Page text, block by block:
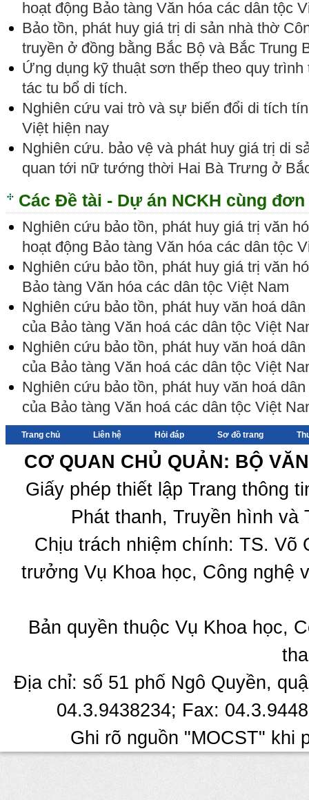
hoạt động Bảo tàng Văn hóa các dân tộc
Bảo tồn, phát huy giá trị di sản nhà thờ
truyền ở đồng bằng Bắc Bộ và Bắc Trung
Ứng dụng kỹ thuật sơn thếp theo quy
tác tu bổ di tích.
Nghiên cứu vai trò và sự biến đổi di tích
Việt hiện nay
Nghiên cứu. bảo vệ và phát huy giá trị di
quan tới nữ tướng thời Hai Bà Trưng ở
Các Đề tài - Dự án NCKH cùng
Nghiên cứu bảo tồn, phát huy giá trị văn
hoạt động Bảo tàng Văn hóa các dân tộc
Nghiên cứu bảo tồn, phát huy giá trị văn
Bảo tàng Văn hóa các dân tộc Việt Nam
Nghiên cứu bảo tồn, phát huy văn hoá
của Bảo tàng Văn hoá các dân tộc Việt
Nghiên cứu bảo tồn, phát huy văn hoá
của Bảo tàng Văn hoá các dân tộc Việt
Nghiên cứu bảo tồn, phát huy văn hoá
của Bảo tàng Văn hoá các dân tộc Việt
Trang chủ Liên hệ Hỏi đáp Sơ đồ trang
CƠ QUAN CHỦ QUẢN: BỘ
Giấy phép thiết lập Trang thông
Phát thanh, Truyền hình
Chịu trách nhiệm chính: TS.
trưởng Vụ Khoa học, Công nghệ
Bản quyền thuộc Vụ Khoa học,
Địa chỉ: số 51 phố Ngô Quyền,
04.3.9438234; Fax:
Ghi rõ nguồn "MOCST" khi